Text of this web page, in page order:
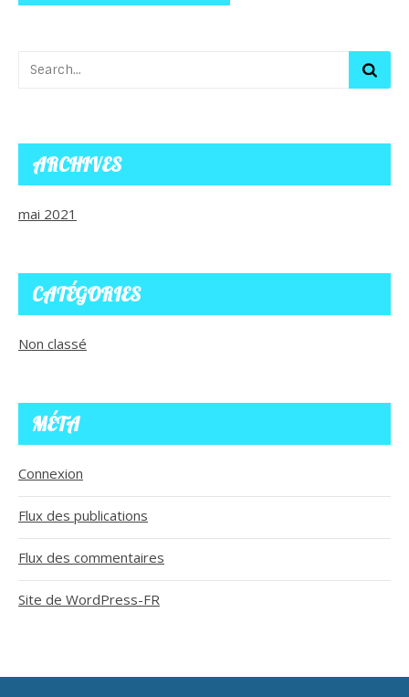
ARCHIVES
mai 2021
CATÉGORIES
Non classé
MÉTA
Connexion
Flux des publications
Flux des commentaires
Site de WordPress-FR